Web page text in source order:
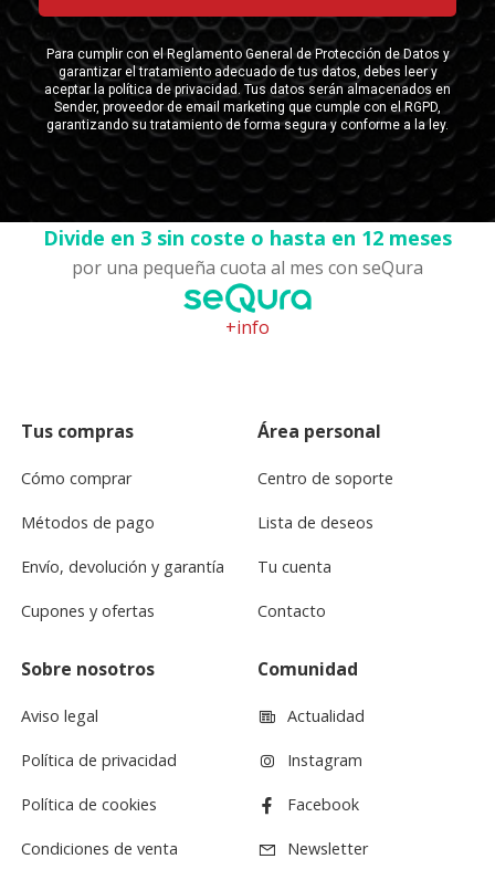
Divide en 3 sin coste o hasta en 12 meses
por una pequeña cuota al mes con seQura
+info
Tus compras
Cómo comprar
Métodos de pago
Envío, devolución y garantía
Cupones y ofertas
Área personal
Centro de soporte
Lista de deseos
Tu cuenta
Contacto
Sobre nosotros
Aviso legal
Política de privacidad
Política de cookies
Condiciones de venta
Comunidad
Actualidad
Instagram
Facebook
Newsletter